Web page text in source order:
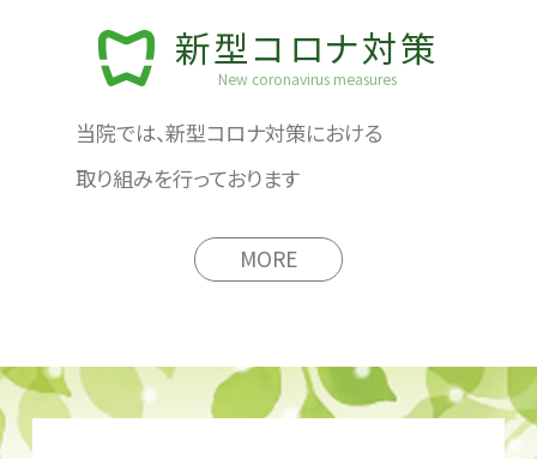
新型コロナ対策
New coronavirus measures
当院では、新型コロナ対策における
取り組みを行っております
MORE